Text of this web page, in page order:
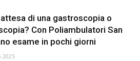
di una gastroscopia o
Con Poliambulatori San
esame in pochi giorni
2025